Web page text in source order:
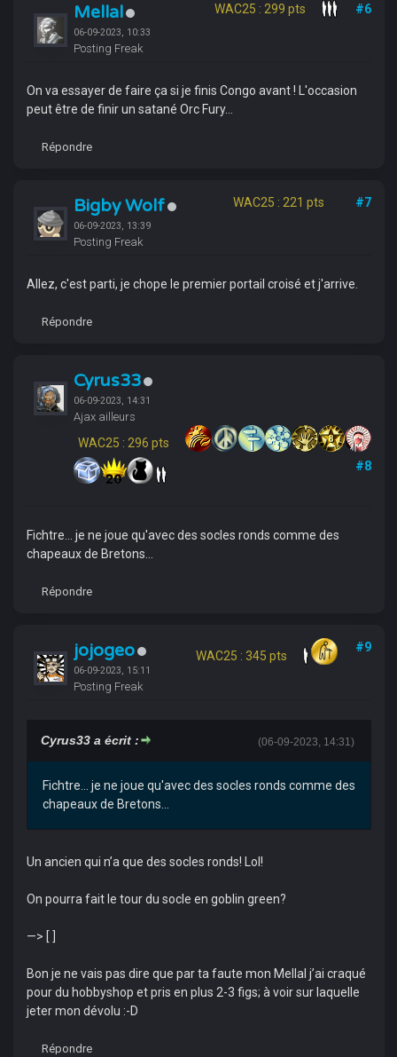
Mellal
06-09-2023, 10:33
Posting Freak
WAC25 : 299 pts #6
On va essayer de faire ça si je finis Congo avant ! L'occasion
peut être de finir un satané Orc Fury...
Répondre
Bigby Wolf
06-09-2023, 13:39
Posting Freak
WAC25 : 221 pts #7
Allez, c'est parti, je chope le premier portail croisé et j'arrive.
Répondre
Cyrus33
06-09-2023, 14:31
Ajax ailleurs
WAC25 : 296 pts
#8
Fichtre... je ne joue qu'avec des socles ronds comme des
chapeaux de Bretons...
Répondre
jojogeo
06-09-2023, 15:11
Posting Freak
WAC25 : 345 pts
#9
(06-09-2023, 14:31)
Cyrus33 a écrit :
Fichtre... je ne joue qu'avec des socles ronds comme des
chapeaux de Bretons...
Un ancien qui n’a que des socles ronds! Lol!
On pourra fait le tour du socle en goblin green?
—> [ ]
Bon je ne vais pas dire que par ta faute mon Mellal j’ai craqué
pour du hobbyshop et pris en plus 2-3 figs; à voir sur laquelle
jeter mon dévolu :-D
Répondre